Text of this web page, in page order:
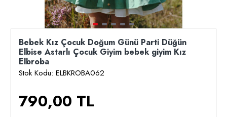
Bebek Kız Çocuk Doğum Günü Parti Düğün
Elbise Astarlı Çocuk Giyim bebek giyim Kız
Elbroba
Stok Kodu: ELBKROBA062
790,00 TL